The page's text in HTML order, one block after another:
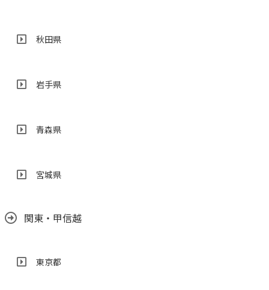
秋田県
岩手県
青森県
宮城県
関東・甲信越
東京都